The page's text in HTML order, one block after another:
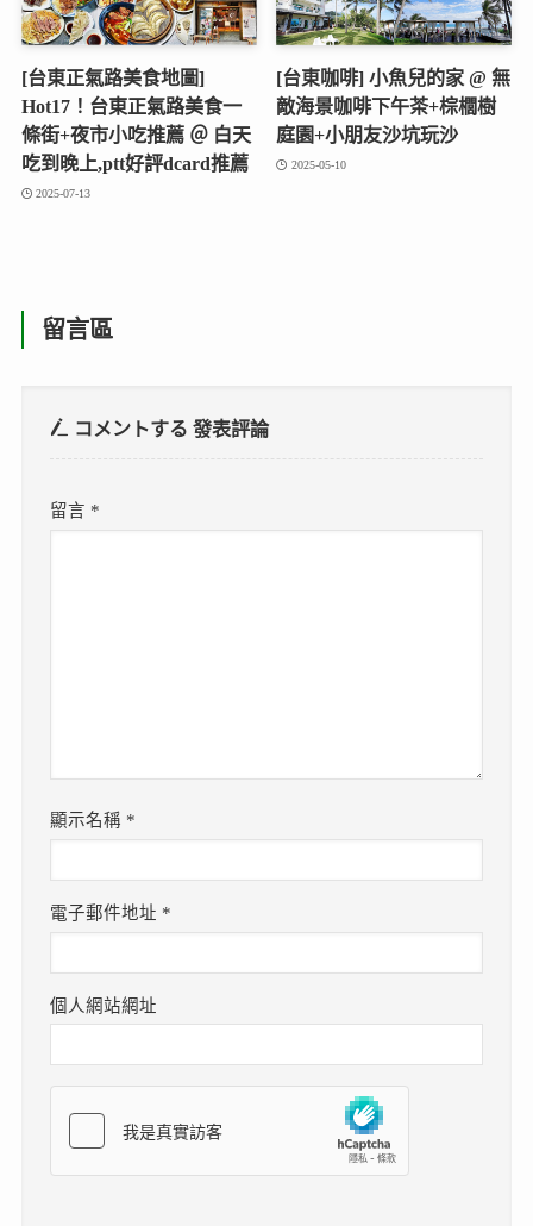
[台東正氣路美食地圖]
Hot17！台東正氣路美食一
條街+夜市小吃推薦 ＠ 白天
吃到晚上,ptt好評dcard推薦
2025-07-13
[台東咖啡] 小魚兒的家 @ 無
敵海景咖啡下午茶+棕櫚樹
庭園+小朋友沙坑玩沙
2025-05-10
留言區
コメントする發表評論
留言 *
顯示名稱 *
電子郵件地址 *
個人網站網址